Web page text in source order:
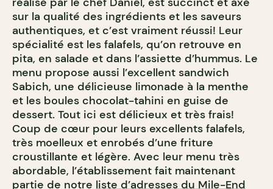
sur la qualité des ingrédients et les saveurs
authentiques, et c’est vraiment réussi! Leur
spécialité est les falafels, qu’on retrouve en
pita, en salade et dans l’assiette d’hummus. Le
menu propose aussi l’excellent sandwich
Sabich, une délicieuse limonade à la menthe
et les boules chocolat-tahini en guise de
dessert. Tout ici est délicieux et très frais!
Coup de cœur pour leurs excellents falafels,
très moelleux et enrobés d’une friture
croustillante et légère. Avec leur menu très
abordable, l’établissement fait maintenant
partie de notre liste d’adresses du Mile-End